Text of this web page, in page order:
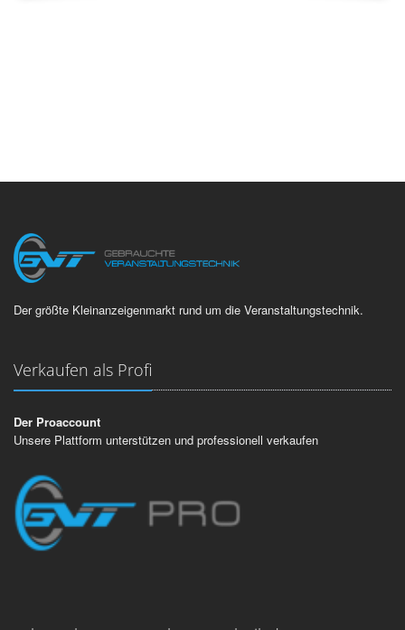
Der größte Kleinanzeigenmarkt rund um die Veranstaltungstechnik.
Verkaufen als Profi
Der Proaccount
Unsere Plattform unterstützen und professionell verkaufen